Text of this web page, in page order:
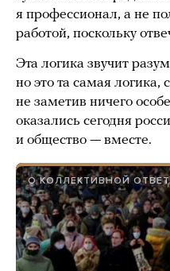
я профессионал, а не
работой, поскольку
Эта логика звучит
но это та самая логика,
не заметив ничего
оказались сегодня
и общество — вместе.
О КОЛЛЕКТИВНОЙ